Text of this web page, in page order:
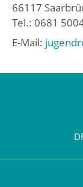
66117
Tel.: 0681
E-Mail: